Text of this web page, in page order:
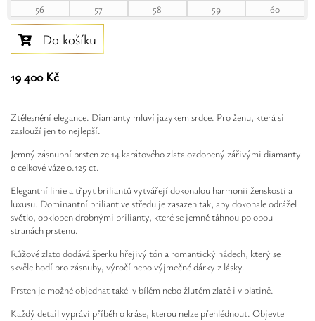
56
57 58 59 60
Do košíku
19 400 Kč
Ztělesnění elegance. Diamanty mluví jazykem srdce. Pro ženu, která si
zaslouží jen to nejlepší.
Jemný zásnubní prsten ze 14 karátového zlata ozdobený zářivými diamanty
o celkové váze 0.125 ct.
Elegantní linie a třpyt briliantů vytvářejí dokonalou harmonii ženskosti a
luxusu. Dominantní briliant ve středu je zasazen tak, aby dokonale odrážel
světlo, obklopen drobnými brilianty, které se jemně táhnou po obou
stranách prstenu.
Růžové zlato dodává šperku hřejivý tón a romantický nádech, který se
skvěle hodí pro zásnuby, výročí nebo výjmečné dárky z lásky.
Prsten je možné objednat také v bílém nebo žlutém zlatě i v platině.
Každý detail vypráví příběh o kráse, kterou nelze přehlédnout. Objevte